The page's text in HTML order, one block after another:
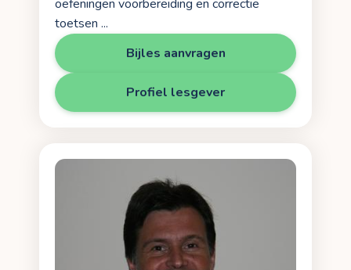
oefeningen voorbereiding en correctie
toetsen ...
Bijles aanvragen
Profiel lesgever